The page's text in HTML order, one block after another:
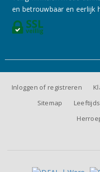
en betrouwbaar en eerlijk
Inloggen of registreren
Sitemap